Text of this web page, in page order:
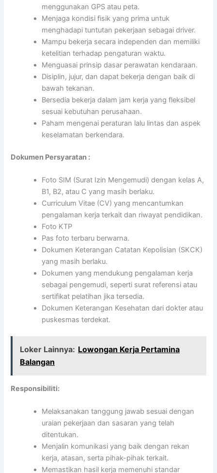
menggunakan GPS atau peta.
Menjaga kondisi fisik yang prima untuk
menghadapi tuntutan pekerjaan sebagai driver.
Mampu bekerja secara independen dan memiliki
ketelitian terhadap pengaturan waktu.
Menguasai prinsip dasar perawatan kendaraan.
Disiplin, jujur, dan dapat bekerja dengan baik di
bawah tekanan.
Bersedia bekerja dalam jam kerja yang fleksibel
sesuai kebutuhan perusahaan.
Paham mengenai peraturan lalu lintas dan aspek
keselamatan berkendara.
Dokumen Persyaratan :
Foto SIM (Surat Izin Mengemudi) dengan kelas A,
B1, B2, atau C yang masih berlaku.
Curriculum Vitae (CV) yang mencantumkan
pengalaman kerja terkait dan riwayat pendidikan.
Foto KTP
Pas foto terbaru berwarna.
Dokumen Keterangan Catatan Kepolisian (SKCK)
yang masih berlaku.
Dokumen yang mendukung pengalaman kerja
sebagai pengemudi, seperti surat referensi atau
sertifikat pelatihan jika tersedia.
Dokumen Keterangan Kesehatan dari dokter atau
puskesmas terdekat.
Loker Lainnya: Lowongan Kerja Pertamina
Balangan
Responsibiliti:
Melaksanakan tanggung jawab sesuai dengan
uraian pekerjaan dan sasaran yang telah
ditentukan.
Menjalin komunikasi yang baik dengan rekan
kerja, atasan, serta pihak-pihak terkait.
Memastikan hasil kerja memenuhi standar